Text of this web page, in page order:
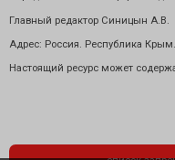
Главный редактор Синицын А.В.
Адрес: Россия. Республика
Настоящий ресурс может